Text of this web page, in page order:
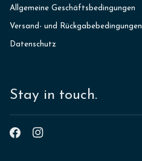
Allgemeine Geschäftsbedingungen
Versand- und Rückgabebedingungen
Datenschutz
Stay in touch.